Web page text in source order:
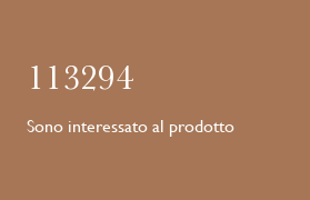
113294
Sono interessato al prodotto